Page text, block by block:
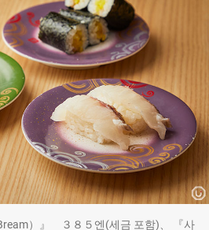
）』 ３８５엔(세금 포함)、 『사